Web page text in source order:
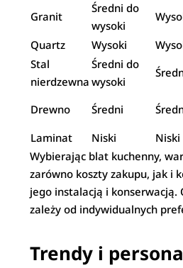
Granit
Średni do
wysoki
Quartz
Wysoki
Stal
nierdzewna
Średni do
wysoki
Drewno Średni
Laminat
Niski Niski
Wybierając blat kuchenny,
zarówno koszty zakupu, jak i
jego instalacją i konserwacją.
zależy od indywidualnych
Trendy i